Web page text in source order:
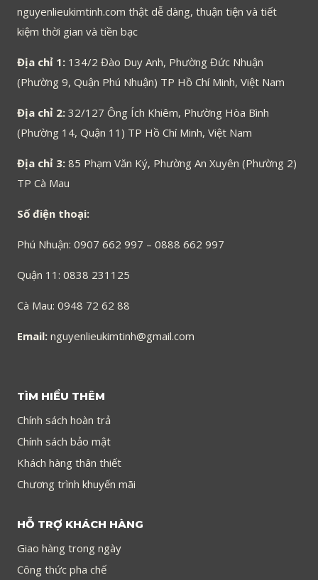
nguyenlieukimtinh.com thật dễ dàng, thuận tiện và tiết
kiệm thời gian và tiền bạc
Địa chỉ 1: 134/2 Đào Duy Anh, Phường Đức Nhuận
(Phường 9, Quận Phú Nhuận) TP Hồ Chí Minh, Việt Nam
Địa chỉ 2: 32/127 Ông Ích Khiêm, Phường Hòa Bình
(Phường 14, Quận 11) TP Hồ Chí Minh, Việt Nam
Địa chỉ 3: 85 Phạm Văn Ký, Phường An Xuyên (Phường 2)
TP Cà Mau
Số điện thoại:
Phú Nhuận: 0907 662 997 – 0888 662 997
Quận 11: 0838 231125
Cà Mau: 0948 72 62 88
Email: nguyenlieukimtinh@gmail.com
TÌM HIỂU THÊM
Chính sách hoàn trả
Chính sách bảo mật
Khách hàng thân thiết
Chương trình khuyến mãi
HỖ TRỢ KHÁCH HÀNG
Giao hàng trong ngày
Công thức pha chế